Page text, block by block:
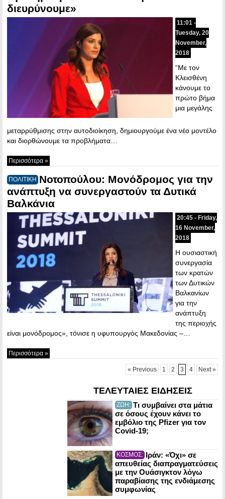
διευρύνουμε»
11:01 -
Tuesday, 20
November,
2018
“Με τον
Κλεισθένη
κάνουμε το
πρώτο βήμα
μια μεγάλης
μεταρρύθμισης στην αυτοδιοίκηση, δημιουργούμε ένα νέο μοντέλο
και διορθώνουμε τα προβλήματα…
Περισσότερα »
ΠΟΛΙΤΙΚΗ Νοτοπούλου: Μονόδρομος για την
ανάπτυξη να συνεργαστούν τα Δυτικά
Βαλκάνια
20:45 - Friday,
16 November,
2018
Η ουσιαστική
συνεργασία
των κρατών
των Δυτικών
Βαλκανίων
για την
ανάπτυξη
της περιοχής
είναι μονόδρομος», τόνισε η υφυπουργός Μακεδονίας –…
Περισσότερα »
« Previous 1 2 3 4 Next »
ΤΕΛΕΥΤΑΙΕΣ ΕΙΔΗΣΕΙΣ
ΖΩΗ: Τι συμβαίνει στα μάτια
σε όσους έχουν κάνει το
εμβόλιο της Pfizer για τον
Covid-19;
ΚΟΣΜΟΣ: Ιράν: «Όχι» σε
απευθείας διαπραγματεύσεις
με την Ουάσιγκτον λόγω
παραβίασης της ενδιάμεσης
συμφωνίας